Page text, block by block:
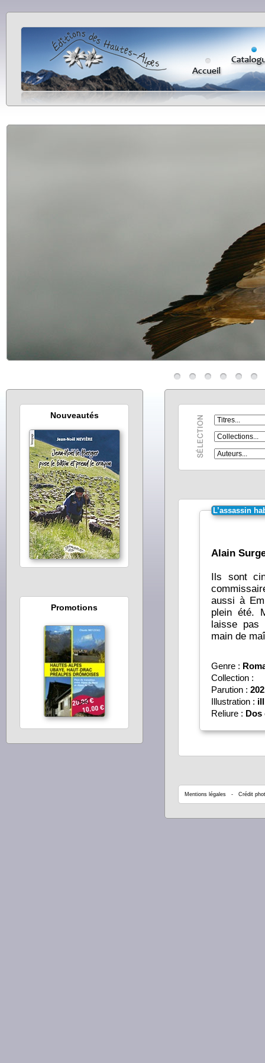
L’assassin
Alain
Ils sont
aussi à
plein été.
laisse
main de
Genre :
Collection :
Parution :
Illustration :
Reliure : Dos
Mentions légales - Crédit
Nouveautés
Promotions